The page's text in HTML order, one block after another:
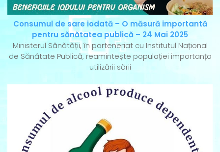
Consumul de sare iodată – O măsură importantă
pentru sănătatea publică – 24 Mai 2025
Ministerul Sănătății, în parteneriat cu Institutul Național
de Sănătate Publică, reamintește populației importanța
utilizării sării